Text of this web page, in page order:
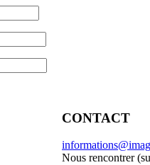
CONTACT
Nous rencontrer